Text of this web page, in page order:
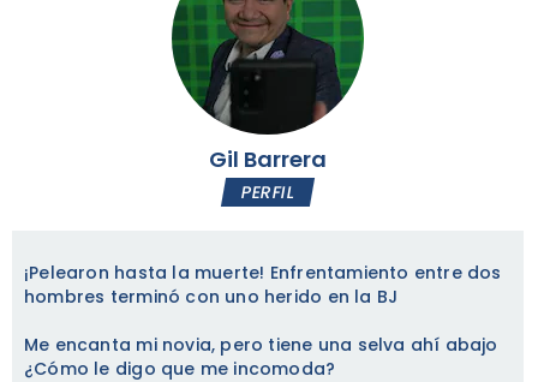
Gil Barrera
PERFIL
¡Pelearon hasta la muerte! Enfrentamiento entre dos
hombres terminó con uno herido en la BJ
Me encanta mi novia, pero tiene una selva ahí abajo
¿Cómo le digo que me incomoda?